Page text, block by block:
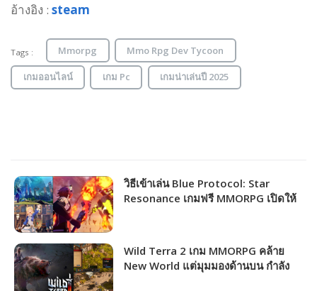
อ้างอิง : steam
Tags : Mmorpg Mmo Rpg Dev Tycoon
เกมออนไลน์ เกม Pc เกมน่าเล่นปี 2025
วิธีเข้าเล่น Blue Protocol: Star
Resonance เกมฟรี MMORPG เปิดให้
Wild Terra 2 เกม MMORPG คล้าย
New World แต่มุมมองด้านบน กำลัง